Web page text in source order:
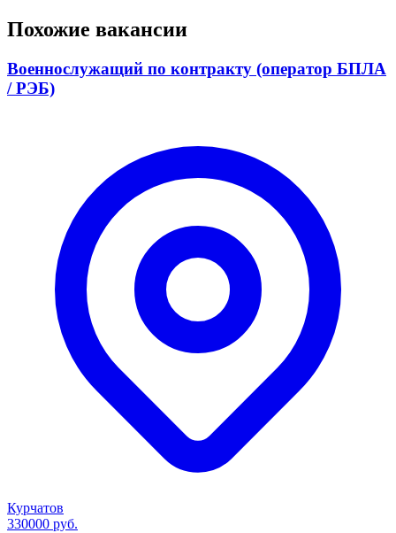
Похожие вакансии
Военнослужащий по контракту (оператор БПЛА
/ РЭБ)
Курчатов
330000 руб.